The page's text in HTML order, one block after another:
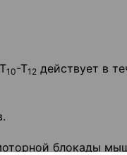
10-Т12 действует в
блокады